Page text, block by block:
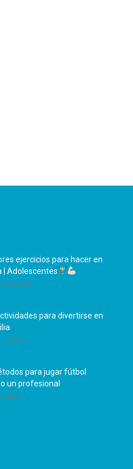
ejercicios para hacer en
| Adolescentes
2024
para divertirse en
2019
para jugar fútbol
un profesional
2019